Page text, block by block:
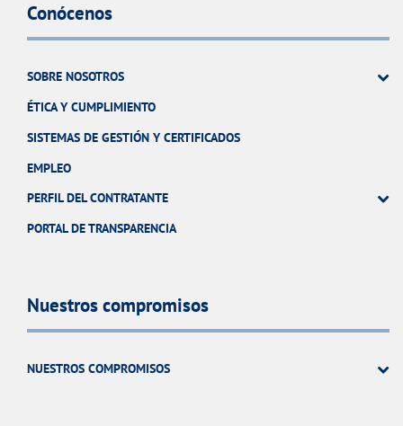
Conócenos
SOBRE NOSOTROS
ÉTICA Y CUMPLIMIENTO
SISTEMAS DE GESTIÓN Y CERTIFICADOS
EMPLEO
PERFIL DEL CONTRATANTE
PORTAL DE TRANSPARENCIA
Nuestros compromisos
NUESTROS COMPROMISOS